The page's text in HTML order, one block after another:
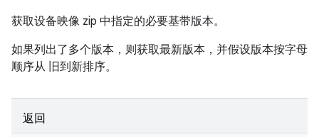
获取设备映像 zip 中指定的必要基带版本。
如果列出了多个版本，则获取最新版本，并假设版本按字母
顺序从 旧到新排序。
返回